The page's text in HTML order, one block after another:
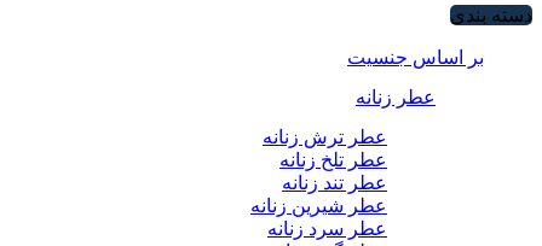
دسته بندی
بر اساس جنسیت
عطر زنانه
عطر ترش زنانه
عطر تلخ زنانه
عطر تند زنانه
عطر شیرین زنانه
عطر سرد زنانه